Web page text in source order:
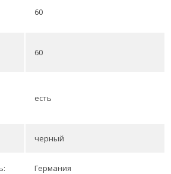
60
60
есть
черный
Германия